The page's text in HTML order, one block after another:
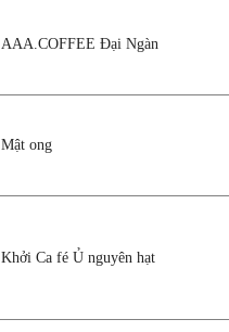
AAA.COFFEE Đại Ngàn
Mật ong
Khởi Ca fé Ủ nguyên hạt